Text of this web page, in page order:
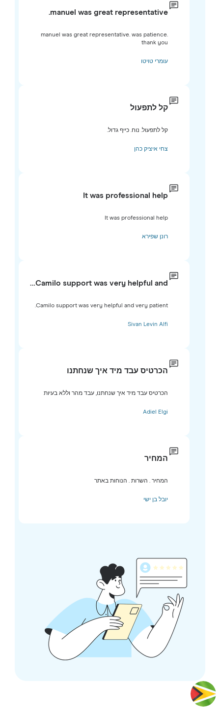
manuel was great representative.
manuel was great representative. was patience.
thank you
עומרי טויטו
קל לתפעול
קל לתפעול. נוח. כייף גדול.
צחי איציק כהן
It was professional help
It was professional help
רונן שפירא
Camilo support was very helpful and…
Camilo support was very helpful and very patient.
Sivan Levin Alfi
הכרטיס עבד מיד איך שנחתנו
הכרטיס עבד מיד איך שנחתנו, עבד מהר וללא בעיות
Adiel Elgi
המחיר
המחיר . השרות . הנוחות באתר
יובל בן ישי